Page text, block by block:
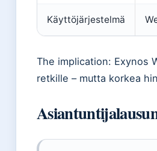
Käyttöjärjestelmä
The implication: Exynos
retkille – mutta korkea